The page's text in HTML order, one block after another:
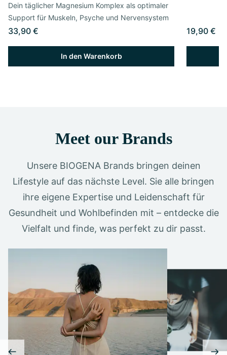
Dein täglicher Magnesium Komplex als optimaler
Support für Muskeln, Psyche und Nervensystem
33,90 €
In den Warenkorb
19,90 €
Meet our Brands
Unsere BIOGENA Brands bringen deinen
Lifestyle auf das nächste Level. Sie alle bringen
ihre eigene Expertise und Leidenschaft für
Gesundheit und Wohlbefinden mit – entdecke die
Vielfalt und finde, was perfekt zu dir passt.